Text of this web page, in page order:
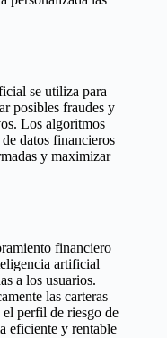
se utiliza para
posibles fraudes y
Los algoritmos
datos financieros
y maximizar
financiero
artificial
a los usuarios.
las carteras
perfil de riesgo de
eficiente y rentable